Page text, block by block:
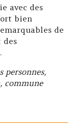
avec des
bien
de
des
personnes,
commune